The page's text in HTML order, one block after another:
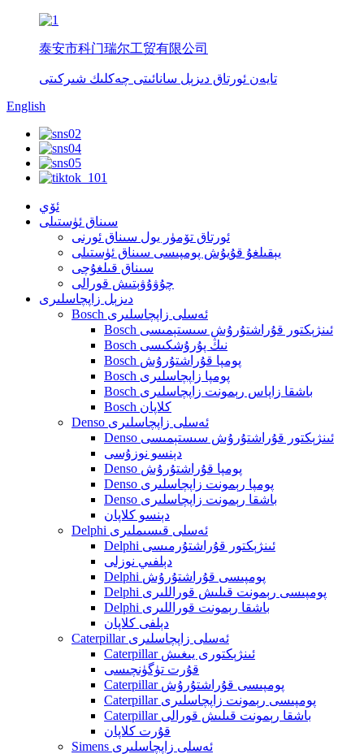
泰安市科门瑞尔工贸有限公司
تايەن ئورتاق دىزېل سانائىتى چەكلىك شىركىتى
English
ئۆي
سىناق ئۈستىلى
ئورتاق تۆمۈر يول سىناق ئورنى
يېقىلغۇ قۇيۇش پومپىسى سىناق ئۈستىلى
سىناق قىلغۇچى
چۇۋۇۋېتىش قورالى
دىزېل زاپچاسلىرى
Bosch ئەسلى زاپچاسلىرى
Bosch ئىنژېكتور قۇراشتۇرۇش سىستېمىسى
Bosch نىڭ پۇرۇشكىسى
Bosch پومپا قۇراشتۇرۇش
Bosch پومپا زاپچاسلىرى
Bosch باشقا زاپاس رېمونت زاپچاسلىرى
Bosch كلاپان
Denso ئەسلى زاپچاسلىرى
Denso ئىنژېكتور قۇراشتۇرۇش سىستېمىسى
دېنسو نوزۇسى
Denso پومپا قۇراشتۇرۇش
Denso پومپا رېمونت زاپچاسلىرى
Denso باشقا رېمونت زاپچاسلىرى
دېنسو كلاپان
Delphi ئەسلى قىسىملىرى
Delphi ئىنژېكتور قۇراشتۇرمىسى
دېلفىي نوزلى
Delphi پومپىسى قۇراشتۇرۇش
Delphi پومپىسى رېمونت قىلىش قوراللىرى
Delphi باشقا رېمونت قوراللىرى
دېلفى كلاپان
Caterpillar ئەسلى زاپچاسلىرى
Caterpillar ئىنژېكتورى يىغىش
قۇرت تۈگۈنچىسى
Caterpillar پومپىسى قۇراشتۇرۇش
Caterpillar پومپىسى رېمونت زاپچاسلىرى
Caterpillar باشقا رېمونت قىلىش قورالى
قۇرت كلاپان
Simens ئەسلى زاپچاسلىرى